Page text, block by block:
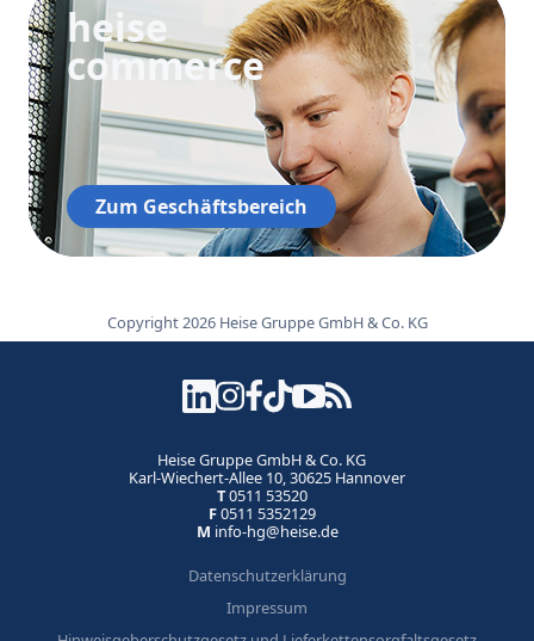
heise
commerce
Zum Geschäftsbereich
Copyright 2026 Heise Gruppe GmbH & Co. KG
Heise Gruppe GmbH & Co. KG
Karl-Wiechert-Allee 10, 30625 Hannover
T0511 53520
F0511 5352129
M info-hg@heise.de
Datenschutzerklärung
Impressum